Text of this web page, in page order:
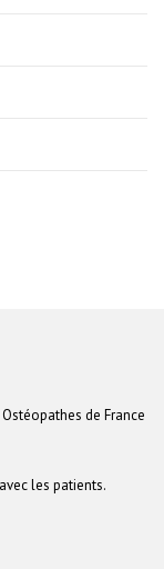
de France
les patients.